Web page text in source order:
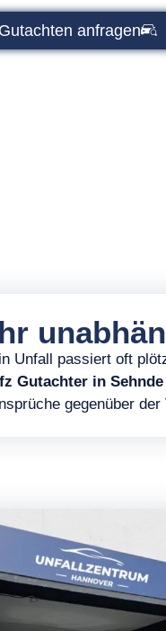
Gutachten anfragen
Unfall passiert oft
Gutachter in Sehnde
gegenüber